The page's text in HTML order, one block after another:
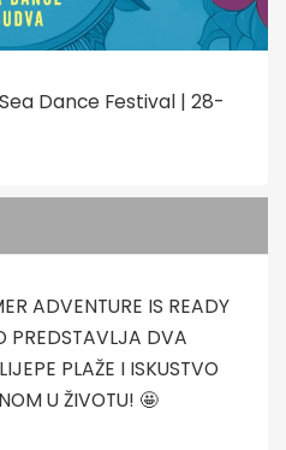
Dance Festival | 28-
ADVENTURE IS READY
PREDSTAVLJA DVA
PLAŽE I ISKUSTVO
U ŽIVOTU! 🤩